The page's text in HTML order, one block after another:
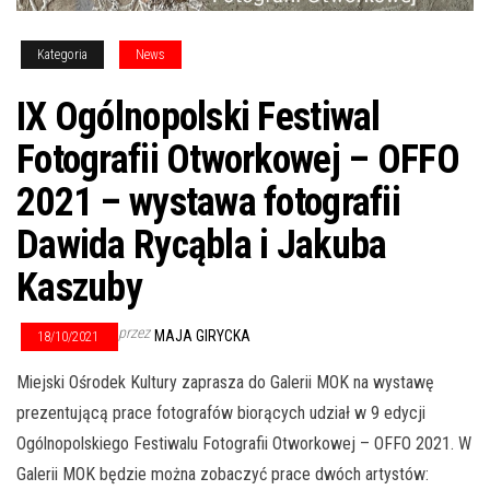
Kategoria News
IX Ogólnopolski Festiwal
Fotografii Otworkowej – OFFO
2021 – wystawa fotografii
Dawida Rycąbla i Jakuba
Kaszuby
18/10/2021 przez MAJA GIRYCKA
Miejski Ośrodek Kultury zaprasza do Galerii MOK na wystawę
prezentującą prace fotografów biorących udział w 9 edycji
Ogólnopolskiego Festiwalu Fotografii Otworkowej – OFFO 2021. W
Galerii MOK będzie można zobaczyć prace dwóch artystów: